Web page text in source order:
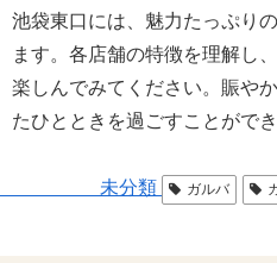
池袋東口には、魅力たっぷり
ます。各店舗の特徴を理解し
楽しんでみてください。賑や
たひとときを過ごすことがで
未分類 ガルバ